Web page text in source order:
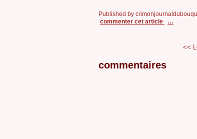
Published by
commenter cet article
…
<<
commentaires